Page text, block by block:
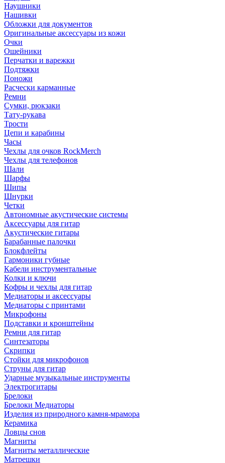
Наушники
Нашивки
Обложки для документов
Оригинальные аксессуары из кожи
Очки
Ошейники
Перчатки и варежки
Подтяжки
Поножи
Расчески карманные
Ремни
Сумки, рюкзаки
Тату-рукава
Трости
Цепи и карабины
Часы
Чехлы для очков RockMerch
Чехлы для телефонов
Шали
Шарфы
Шипы
Шнурки
Четки
Автономные акустические системы
Аксессуары для гитар
Акустические гитары
Барабанные палочки
Блокфлейты
Гармоники губные
Кабели инструментальные
Колки и ключи
Кофры и чехлы для гитар
Медиаторы и аксессуары
Медиаторы с принтами
Микрофоны
Подставки и кронштейны
Ремни для гитар
Синтезаторы
Скрипки
Стойки для микрофонов
Струны для гитар
Ударные музыкальные инструменты
Электрогитары
Брелоки
Брелоки Медиаторы
Изделия из природного камня-мрамора
Керамика
Ловцы снов
Магниты
Магниты металлические
Матрешки